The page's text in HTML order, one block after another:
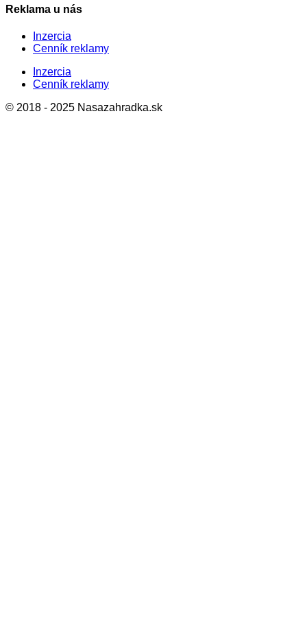
Reklama u nás
Inzercia
Cenník reklamy
Inzercia
Cenník reklamy
© 2018 - 2025 Nasazahradka.sk